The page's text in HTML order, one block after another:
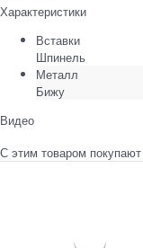
Характеристики
Вставки
Шпинель
Металл
Бижу
Видео
С этим товаром покупают